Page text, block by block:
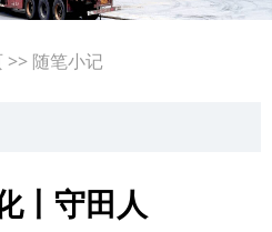
>> 随笔小记
丨守田人